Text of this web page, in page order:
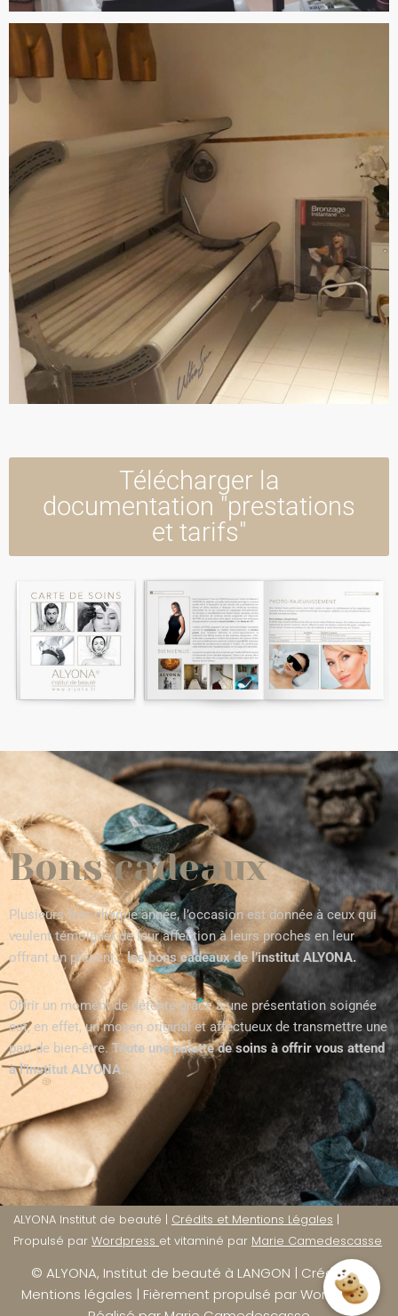
Télécharger la
documentation "prestations
et tarifs"
Bons cadeaux
Plusieurs fois chaque année, l’occasion est donnée à ceux qui
veulent témoigner de leur affection à leurs proches en leur
offrant un présent…les bons cadeaux de l’institut ALYONA.
Offrir un moment de détente grâce à une présentation soignée
est, en effet, un moyen original et affectueux de transmettre une
part de bien-être.Toute une palette de soins à offrir vous attend
à l’institut ALYONA.
ALYONA Institut de beauté | Crédits et Mentions Légales |
Propulsé par Wordpress et vitaminé par Marie Camedescasse
© ALYONA, Institut de beauté à LANGON | Crédits et
Mentions légales | Fièrement propulsé parWordPress